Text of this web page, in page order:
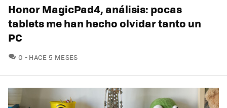
Honor MagicPad4, análisis: pocas
tablets me han hecho olvidar tanto un
PC
0 COMENTARIOS
HACE 5 MESES